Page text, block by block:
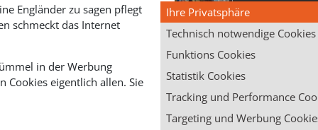
Engländer zu sagen pflegt
schmeckt das Internet
in der Werbung
Cookies eigentlich allen. Sie
Ihre Privatsphäre
Technisch notwendige Cookies
Funktions Cookies
Statistik Cookies
Tracking und Performance
Targeting und Werbung